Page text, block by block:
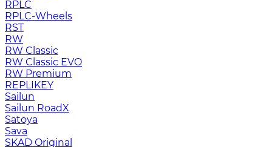
RPLC
RPLC-Wheels
RST
RW
RW Classic
RW Classic EVO
RW Premium
RЕPLIKEY
Sailun
Sailun RoadX
Satoya
Sava
SKAD Original